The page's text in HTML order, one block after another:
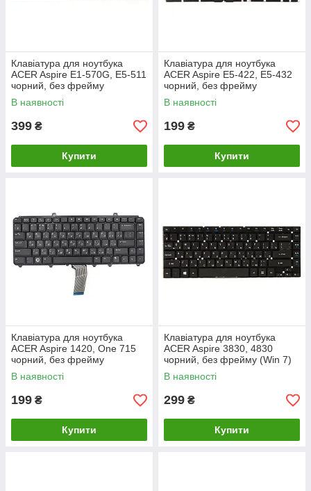
Клавіатура для ноутбука
ACER Aspire E1-570G, E5-511
чорний, без фрейму
В наявності
399 ₴
Купити
Клавіатура для ноутбука
ACER Aspire E5-422, E5-432
чорний, без фрейму
В наявності
199 ₴
Купити
Клавіатура для ноутбука
ACER Aspire 1420, One 715
чорний, без фрейму
В наявності
199 ₴
Купити
Клавіатура для ноутбука
ACER Aspire 3830, 4830
чорний, без фрейму (Win 7)
В наявності
299 ₴
Купити